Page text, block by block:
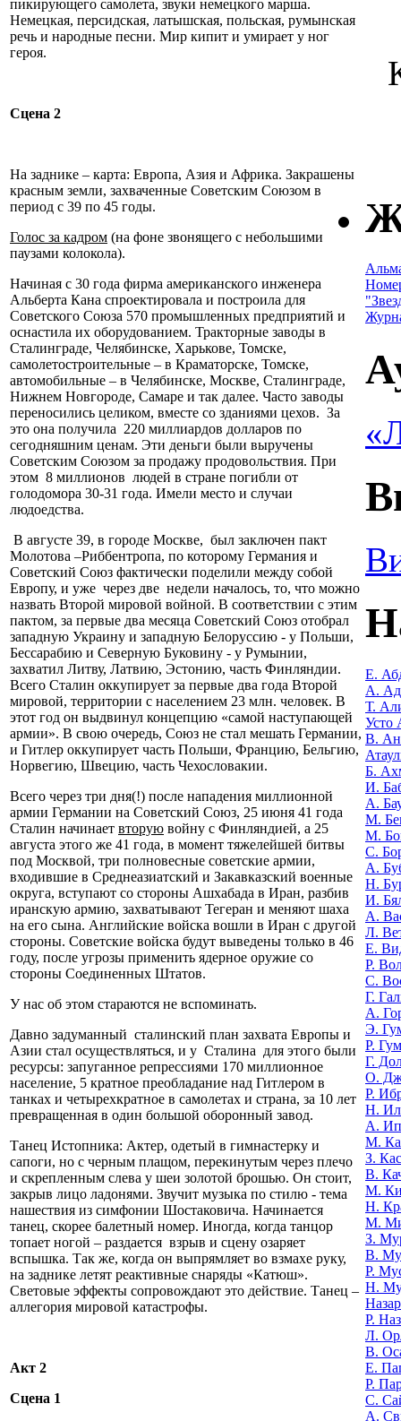
пикирующего самолета, звуки немецкого марша.
Немецкая, персидская, латышская, польская, румынская
речь и народные песни. Мир кипит и умирает у ног
героя.
Сцена 2
На заднике – карта: Европа, Азия и Африка. Закрашены
красным земли, захваченные Советским Союзом в
период с 39 по 45 годы.
Голос за кадром (на фоне звонящего с небольшими
паузами колокола).
Начиная с 30 года фирма американского инженера
Альберта Кана спроектировала и построила для
Советского Союза 570 промышленных предприятий и
оснастила их оборудованием. Тракторные заводы в
Сталинграде, Челябинске, Харькове, Томске,
самолетостроительные – в Краматорске, Томске,
автомобильные – в Челябинске, Москве, Сталинграде,
Нижнем Новгороде, Самаре и так далее. Часто заводы
переносились целиком, вместе со зданиями цехов. За
это она получила 220 миллиардов долларов по
сегодняшним ценам. Эти деньги были выручены
Советским Союзом за продажу продовольствия. При
этом 8 миллионов людей в стране погибли от
голодомора 30-31 года. Имели место и случаи
людоедства.
В августе 39, в городе Москве, был заключен пакт
Молотова –Риббентропа, по которому Германия и
Советский Союз фактически поделили между собой
Европу, и уже через две недели началось, то, что можно
назвать Второй мировой войной. В соответствии с этим
пактом, за первые два месяца Советский Союз отобрал
западную Украину и западную Белоруссию - у Польши,
Бессарабию и Северную Буковину - у Румынии,
захватил Литву, Латвию, Эстонию, часть Финляндии.
Всего Сталин оккупирует за первые два года Второй
мировой, территории с населением 23 млн. человек. В
этот год он выдвинул концепцию «самой наступающей
армии». В свою очередь, Союз не стал мешать Германии,
и Гитлер оккупирует часть Польши, Францию, Бельгию,
Норвегию, Швецию, часть Чехословакии.
Всего через три дня(!) после нападения миллионной
армии Германии на Советский Союз, 25 июня 41 года
Сталин начинает вторую войну с Финляндией, а 25
августа этого же 41 года, в момент тяжелейшей битвы
под Москвой, три полновесные советские армии,
входившие в Среднеазиатский и Закавказский военные
округа, вступают со стороны Ашхабада в Иран, разбив
иранскую армию, захватывают Тегеран и меняют шаха
на его сына. Английские войска вошли в Иран с другой
стороны. Советские войска будут выведены только в 46
году, после угрозы применить ядерное оружие со
стороны Соединенных Штатов.
У нас об этом стараются не вспоминать.
Давно задуманный сталинский план захвата Европы и
Азии стал осуществляться, и у Сталина для этого были
ресурсы: запуганное репрессиями 170 миллионное
население, 5 кратное преобладание над Гитлером в
танках и четырехкратное в самолетах и страна, за 10 лет
превращенная в один большой оборонный завод.
Танец Истопника: Актер, одетый в гимнастерку и
сапоги, но с черным плащом, перекинутым через плечо
и скрепленным слева у шеи золотой брошью. Он стоит,
закрыв лицо ладонями. Звучит музыка по стилю - тема
нашествия из симфонии Шостаковича. Начинается
танец, скорее балетный номер. Иногда, когда танцор
топает ногой – раздается взрыв и сцену озаряет
вспышка. Так же, когда он выпрямляет во взмахе руку,
на заднике летят реактивные снаряды «Катюш».
Световые эффекты сопровождают это действие. Танец –
аллегория мировой катастрофы.
Акт 2
Сцена 1
Е.
А.
Т.
Усто
В.
Б.
И.
А.
М.
М.
С.
А.
Н.
И.
А.
Л.
Е.
Р.
С.
Г.
А.
Э.
Р.
Г.
О.
Р.
Н.
А.
М.
З.
В.
М.
Н.
М.
З.
В.
Р.
Н.
Р.
Л.
В.
Е.
Р.
С.
А.